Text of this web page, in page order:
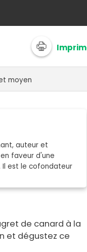
moyen
auteur et
faveur d'une
Il est le cofondateur
de canard à la
et dégustez ce